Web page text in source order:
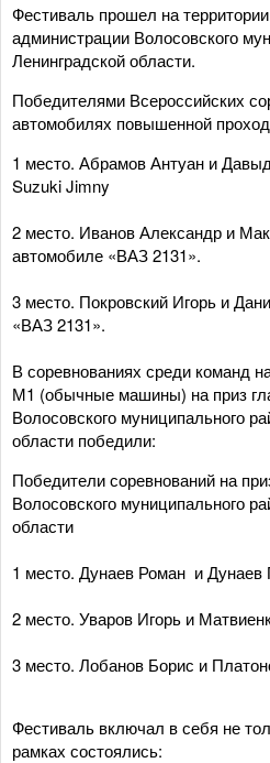
Фестиваль прошел на
администрации Волосовского
Ленинградской области.
Победителями Всероссийских
автомобилях повышенной
1 место. Абрамов Антуан и
Suzuki Jimny
2 место. Иванов Александр и
автомобиле «ВАЗ 2131».
3 место. Покровский Игорь и
«ВАЗ 2131».
В соревнованиях среди команд
М1 (обычные машины) на приз
Волосовского муниципального
области победили:
Победители соревнований на
Волосовского муниципального
области
1 место. Дунаев Роман и Дунаев
2 место. Уваров Игорь и
3 место. Лобанов Борис и
Фестиваль включал в себя не
рамках состоялись: